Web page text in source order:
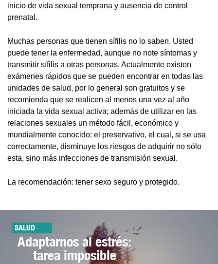
inicio de vida sexual temprana y ausencia de control
prenatal.
Muchas personas que tienen sífilis no lo saben. Usted
puede tener la enfermedad, aunque no note síntomas y
transmitir sífilis a otras personas. Actualmente existen
exámenes rápidos que se pueden encontrar en todas las
unidades de salud, por lo general son gratuitos y se
recomienda que se realicen al menos una vez al año
iniciada la vida sexual activa; además de utilizar en las
relaciones sexuales un método fácil, económico y
mundialmente conocido: el preservativo, el cual, si se usa
correctamente, disminuye los riesgos de adquirir no sólo
esta, sino más infecciones de transmisión sexual.
La recomendación: tener sexo seguro y protegido.
SALUD
Adaptarnos al estrés:
tarea imposible